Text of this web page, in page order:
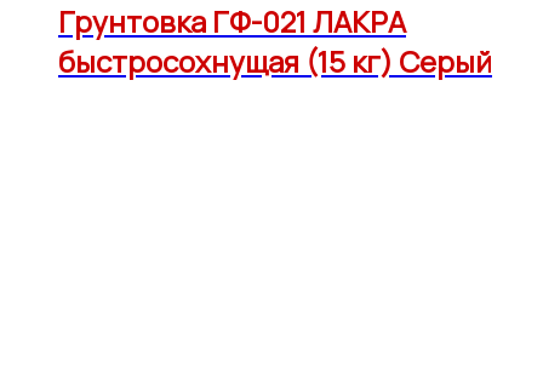
Грунтовка ГФ-021 ЛАКРА
быстросохнущая (15 кг) Серый